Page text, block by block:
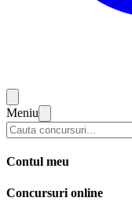
Meniu
Contul meu
Concursuri online